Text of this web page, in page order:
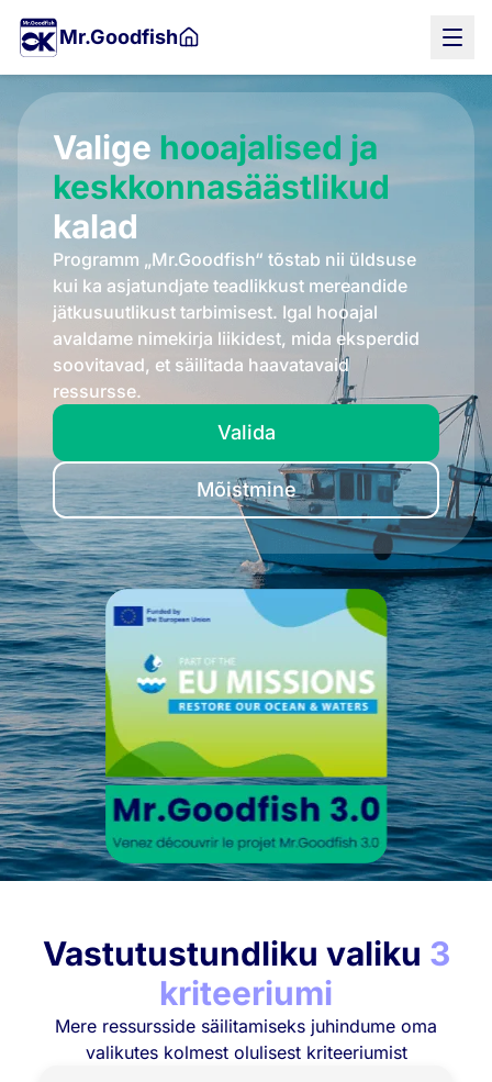
Liigu
põhisisuMr.Goodfish
Valige hooajalised ja
keskkonnasäästlikud
kalad
Programm „Mr.Goodfish“ tõstab nii üldsuse
kui ka asjatundjate teadlikkust mereandide
jätkusuutlikust tarbimisest. Igal hooajal
avaldame nimekirja liikidest, mida eksperdid
soovitavad, et säilitada haavatavaid
ressursse.
Valida
Mõistmine
Vastutustundliku valiku 3
kriteeriumi
Mere ressursside säilitamiseks juhindume oma
valikutes kolmest olulisest kriteeriumist